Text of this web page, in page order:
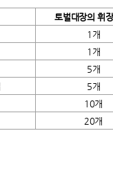
토벌대장의 휘
1 개
1 개
5개
5개
10개
20개